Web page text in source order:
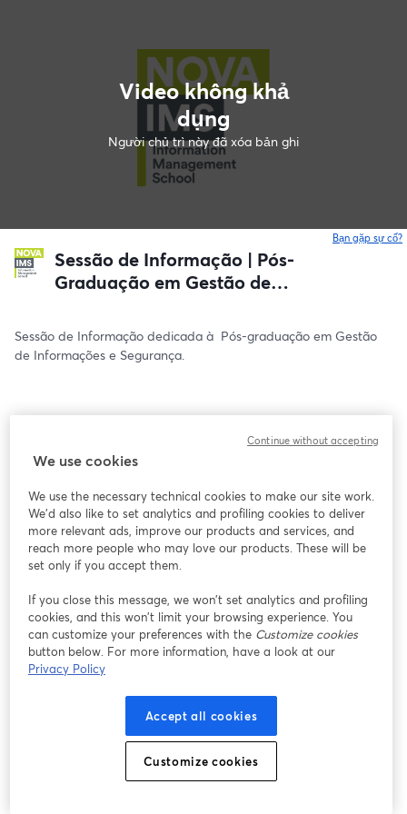
Video không khả
dụng
Người chủ trì này đã xóa bản ghi
Bạn gặp sự cố?
Sessão de Informação | Pós-
Graduação em Gestão de
Sessão de Informação dedicada à  Pós-graduação em Gestão
de Informações e Segurança.
We use cookies
We use the necessary technical cookies to make our site work.
We'd also like to set analytics and profiling cookies to deliver
more relevant ads, improve our products and services, and
reach more people who may love our products. These will be
set only if you accept them.
If you close this message, we won’t set analytics and profiling
cookies, and this won’t limit your browsing experience. You
can customize your preferences with the Customize cookies
button below. For more information, have a look at our
Privacy Policy
Accept all cookies
Customize cookies
Continue without accepting